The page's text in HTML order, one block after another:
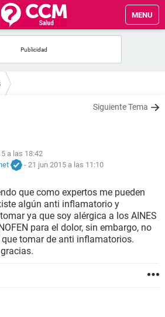
MENU
Siguiente Tema
a las 18:42
- 21 jun 2015 a las 11:10
que como expertos me pueden
algún anti inflamatorio y
ya que soy alérgica a los AINES
para el dolor, sin embargo, no
tomar de anti inflamatorios.